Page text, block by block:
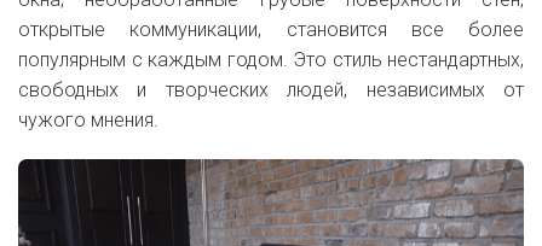
открытые коммуникации, становится все более
популярным с каждым годом. Это стиль нестандартных,
свободных и творческих людей, независимых от
чужого мнения.